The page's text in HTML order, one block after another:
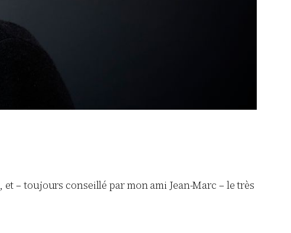
, et – toujours conseillé par mon ami Jean-Marc – le très